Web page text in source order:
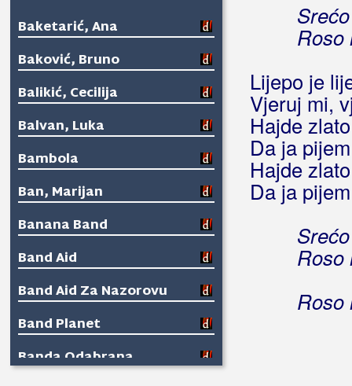
Baketarić, Ana
Baković, Bruno
Balikić, Cecilija
Balvan, Luka
Bambola
Ban, Marijan
Banana Band
Band Aid
Band Aid Za Nazorovu
Band Planet
Banda Odabrana
Roso
Lijepo je
Vjeruj mi,
Hajde
Da ja
Hajde
Da ja
Roso
Roso